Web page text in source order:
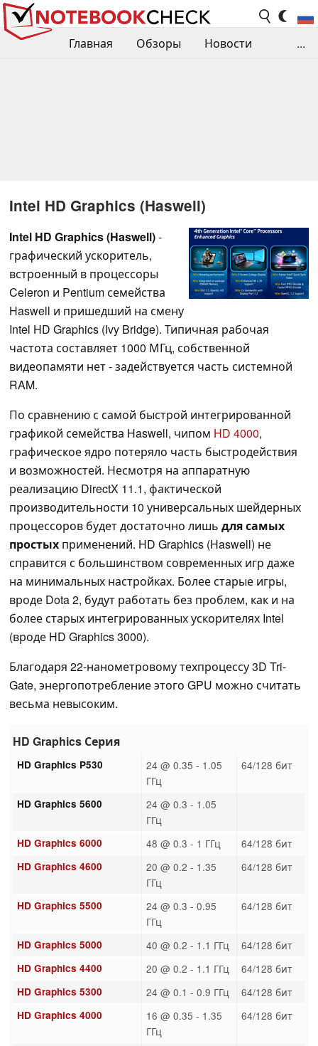
Главная Обзоры
Новости
...
Intel HD Graphics (Haswell)
Intel HD Graphics (Haswell)-
графический ускоритель,
встроенный в процессоры
Celeron и Pentium семейства
Haswell и пришедший на смену
Intel HD Graphics (Ivy Bridge). Типичная рабочая
частота составляет 1000 МГц, собственной
видеопамяти нет - задействуется часть системной
RAM.
По сравнению с самой быстрой интегрированной
графикой семейства Haswell, чипом HD 4000,
графическое ядро потеряло часть быстродействия
и возможностей. Несмотря на аппаратную
реализацию DirectX 11.1, фактической
производительности 10 универсальных шейдерных
процессоров будет достаточно лишь для самых
простых применений. HD Graphics (Haswell) не
справится с большинством современных игр даже
на минимальных настройках. Более старые игры,
вроде Dota 2, будут работать без проблем, как и на
более старых интегрированных ускорителях Intel
(вроде HD Graphics 3000).
Благодаря 22-нанометровому техпроцессу 3D Tri-
Gate, энергопотребление этого GPU можно считать
весьма невысоким.
HD Graphics Серия
HD Graphics P530
24 @ 0.35 - 1.05
ГГц
64/128 бит
HD Graphics 5600
24 @ 0.3 - 1.05
ГГц
HD Graphics 6000 48 @ 0.3 - 1 ГГц 64/128 бит
HD Graphics 4600
20 @ 0.2 - 1.35
ГГц
64/128 бит
HD Graphics 5500
24 @ 0.3 - 0.95
ГГц
64/128 бит
HD Graphics 5000 40 @ 0.2 - 1.1 ГГц 64/128 бит
HD Graphics 4400 20 @ 0.2 - 1.1 ГГц 64/128 бит
HD Graphics 5300 24 @ 0.1 - 0.9 ГГц 64/128 бит
HD Graphics 4000
16 @ 0.35 - 1.35
ГГц
64/128 бит